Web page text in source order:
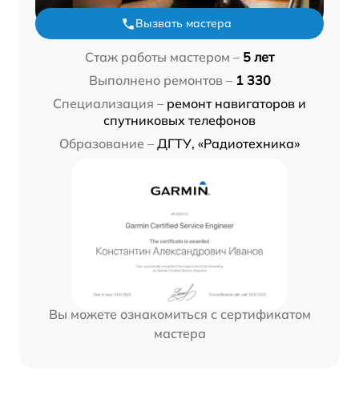
Вызвать мастера
Стаж работы мастером – 5 лет
Выполнено ремонтов – 1 330
Специализация – ремонт навигаторов и
спутниковых телефонов
Образование – ДГТУ, «Радиотехника»
Вы можете ознакомиться с сертификатом
мастера